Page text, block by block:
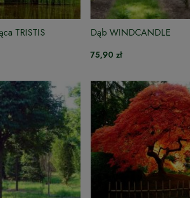
TRISTIS Dąb WINDCANDLE
75,90 zł